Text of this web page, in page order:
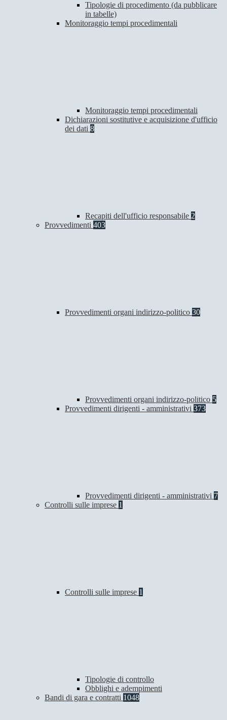
Tipologie di procedimento (da pubblicare
in tabelle)
Monitoraggio tempi procedimentali
Monitoraggio tempi procedimentali
Dichiarazioni sostitutive e acquisizione d'ufficio
dei dati 8
Recapiti dell'ufficio responsabile 2
Provvedimenti 403
Provvedimenti organi indirizzo-politico 30
Provvedimenti organi indirizzo-politico 5
Provvedimenti dirigenti - amministrativi 373
Provvedimenti dirigenti - amministrativi 7
Controlli sulle imprese 1
Controlli sulle imprese 1
Tipologie di controllo
Obblighi e adempimenti
Bandi di gara e contratti 1048